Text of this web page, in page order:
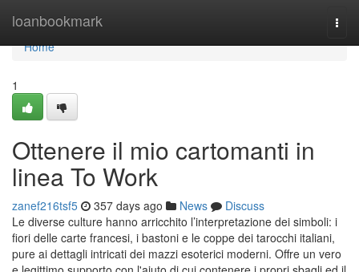
loanbookmark
Home
Home
1
Ottenere il mio cartomanti in
linea To Work
zanef216tsf5 357 days ago News
Discuss
Le diverse culture hanno arricchito l’interpretazione dei simboli: i
fiori delle carte francesi, i bastoni e le coppe dei tarocchi italiani,
pure ai dettagli intricati dei mazzi esoterici moderni. Offre un vero